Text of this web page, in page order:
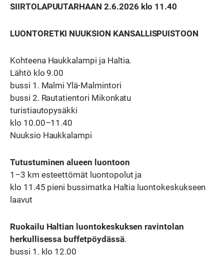
SIIRTOLAPUUTARHAAN 2.6.2026 klo 11.40
LUONTORETKI NUUKSION KANSALLISPUISTOON
Kohteena Haukkalampi ja Haltia.
Lähtö klo 9.00
bussi 1. Malmi Ylä-Malmintori
bussi 2. Rautatientori Mikonkatu
turistiautopysäkki
klo 10.00–11.40
Nuuksio Haukkalampi
Tutustuminen alueen luontoon
1–3 km esteettömät luontopolut ja
klo 11.45 pieni bussimatka Haltia luontokeskukseen
laavut
Ruokailu Haltian luontokeskuksen ravintolan
herkullisessa buffetpöydässä.
bussi 1. klo 12.00